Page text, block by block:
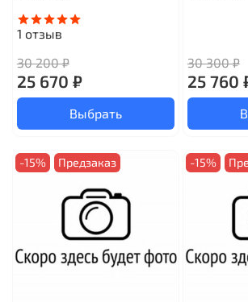
1 отзыв
30 200 ₽
25 670 ₽
Выбрать
30 300 ₽
25 760
-15% Предзаказ -15%